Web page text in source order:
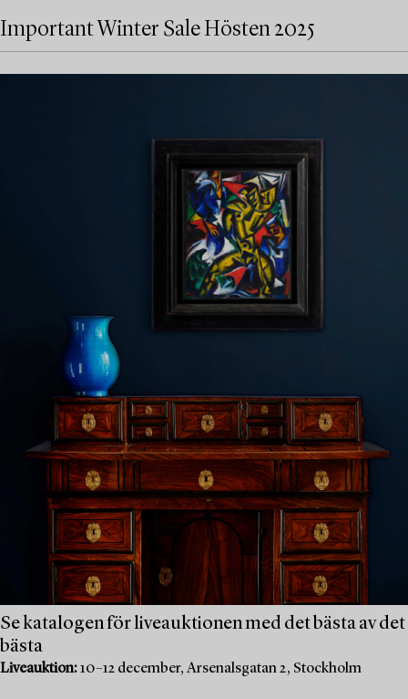
Important Winter Sale Hösten 2025
Se katalogen för liveauktionen med det bästa av det
bästa
Liveauktion:10–12 december, Arsenalsgatan 2, Stockholm